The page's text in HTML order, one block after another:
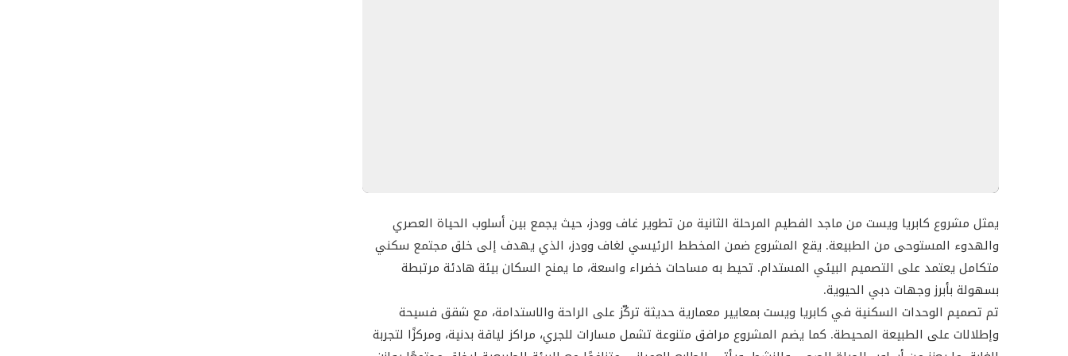
"الدوبلكس"، وتتميز جميعها بالمواصفات التالية:
مخططات فسيحة مع تشطيبات من الفئة الممتازة تعكس الرقي.
نوافذ ممتدة من الأرض حتى السقف لضمان أقصى قدر من الإضاءة الطبيعية.
دمج كامل لتقنيات المنازل الذكية للتحكم في كافة مرافق الوحدة.
استخدام أجهزة ومواد بناء موفرة للطاقة لتعزيز الاستدامة.
يعيد مشروعكابريا ويستفي "غاف وودز" تعريف مفهوم العيش الحضري من خلال الاستدامة، والتميز المعماري، ونمط
يمثل مشروع كابريا ويست من ماجد الفطيم المرحلة الثانية من تطوير غاف وودز، حيث يجمع بين أسلوب الحياة العصري
والهدوء المستوحى من الطبيعة. يقع المشروع ضمن المخطط الرئيسي لغاف وودز، الذي يهدف إلى خلق مجتمع سكني
متكامل يعتمد على التصميم البيئي المستدام. تحيط به مساحات خضراء واسعة، ما يمنح السكان بيئة هادئة مرتبطة
بسهولة بأبرز وجهات دبي الحيوية.
تم تصميم الوحدات السكنية في كابريا ويست بمعايير معمارية حديثة تركّز على الراحة والاستدامة، مع شقق فسيحة
وإطلالات على الطبيعة المحيطة. كما يضم المشروع مرافق متنوعة تشمل مسارات للجري، مراكز لياقة بدنية، ومركزًا لتجربة